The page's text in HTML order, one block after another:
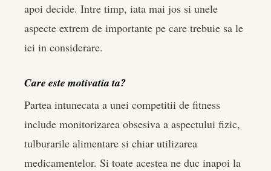
apoi decide. Intre timp, iata mai jos si unele
aspecte extrem de importante pe care trebuie sa le
iei in considerare.
Care este motivatia ta?
Partea intunecata a unei competitii de fitness
include monitorizarea obsesiva a aspectului fizic,
tulburarile alimentare si chiar utilizarea
medicamentelor. Si toate acestea ne duc inapoi la